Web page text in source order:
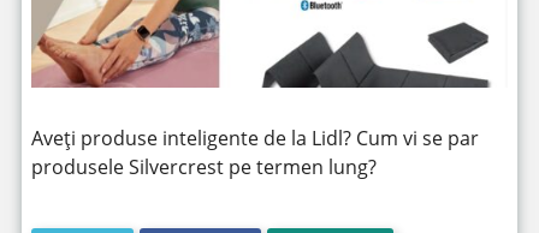
Aveți produse inteligente de la Lidl? Cum vi se par
produsele Silvercrest pe termen lung?